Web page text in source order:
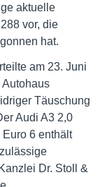
aktuelle
vor, die
hat.
am 23. Juni
Autohaus
Täuschung
Audi A3 2,0
Euro 6 enthält
Dr. Stoll &